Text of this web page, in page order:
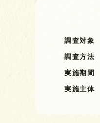
調査対象
調査方法
実施期間
実施主体